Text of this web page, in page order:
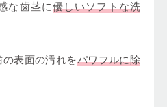
な歯茎に優しいソフトな洗
表面の汚れをパワフルに除